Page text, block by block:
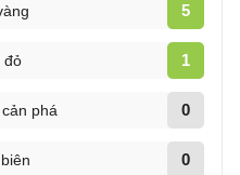
5
đỏ 1
phá 0
0